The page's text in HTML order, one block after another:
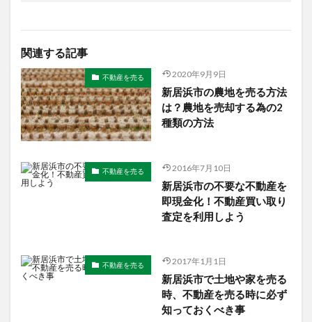
関連する記事
不動産を売る 2020年9月9日
新居浜市の農地を売る方法
は？農地を売却する為の2
種類の方法
不動産を売る 2016年7月10日
新居浜市の不要な不動産を
即現金化！不動産買い取り
査定を利用しよう
不動産を売る 2017年1月1日
新居浜市で土地や家を売る
時、不動産を売る時に必ず
知っておくべき事